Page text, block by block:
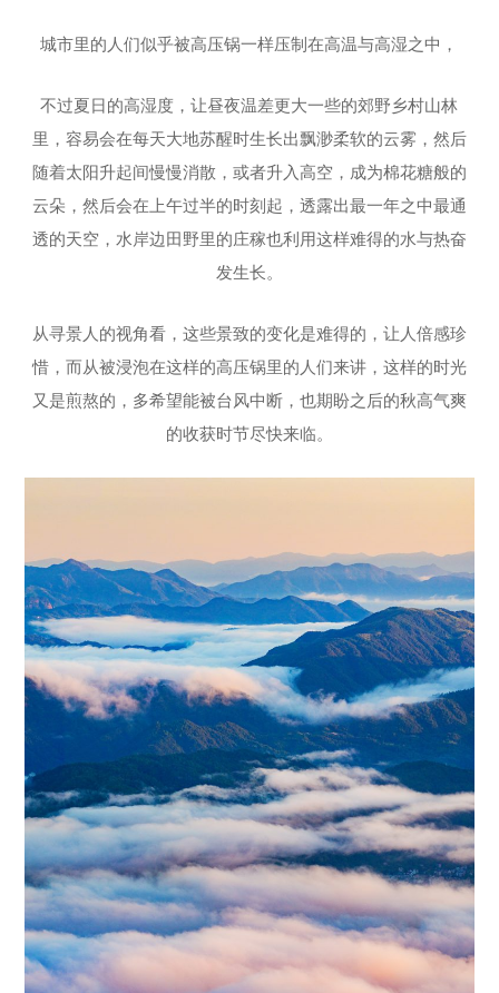
城市里的人们似乎被高压锅一样压制在高温与高湿之中，
不过夏日的高湿度，让昼夜温差更大一些的郊野乡村山林
里，容易会在每天大地苏醒时生长出飘渺柔软的云雾，然后
随着太阳升起间慢慢消散，或者升入高空，成为棉花糖般的
云朵，然后会在上午过半的时刻起，透露出最一年之中最通
透的天空，水岸边田野里的庄稼也利用这样难得的水与热奋
发生长。
从寻景人的视角看，这些景致的变化是难得的，让人倍感珍
惜，而从被浸泡在这样的高压锅里的人们来讲，这样的时光
又是煎熬的，多希望能被台风中断，也期盼之后的秋高气爽
的收获时节尽快来临。